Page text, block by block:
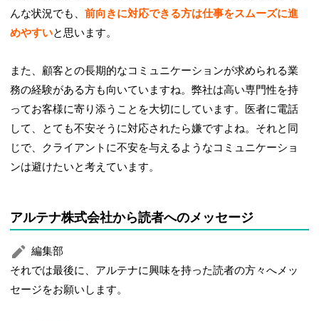
んな状況でも、前向きに対応できる方は仕事をスムーズに進
めやすいと思います。
また、顧客との長期的なコミュニケーションが求められる業
務の経験がある方も向いていますね。弊社は高い専門性を持
ってお客様に寄り添うことを大切にしています。医者に電話
して、とても不安そうに対応されたら嫌ですよね。それと同
じで、クライアントに不安を与えるようなコミュニケーショ
ンは避けたいと考えています。
アルテナ株式会社から読者へのメッセージ
編集部
それでは最後に、アルテナに興味を持った読者の方々へメッ
セージをお願いします。